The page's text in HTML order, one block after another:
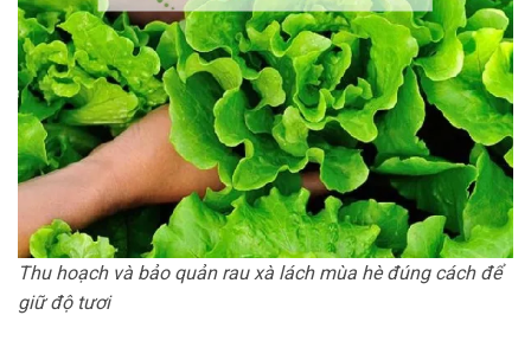
Thu hoạch và bảo quản rau xà lách mùa hè đúng cách để
giữ độ tươi